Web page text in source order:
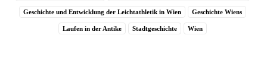
Geschichte und Entwicklung der Leichtathletik in Wien Geschichte Wiens
Laufen in der Antike Stadtgeschichte Wien